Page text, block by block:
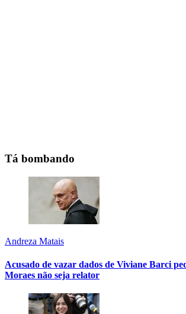
Tá bombando
Andreza Matais
Acusado de vazar dados de Viviane Barci
Moraes não seja relator